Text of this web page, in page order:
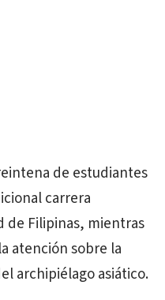
de estudiantes
carrera
de Filipinas, mientras
atención sobre la
archipiélago asiático.